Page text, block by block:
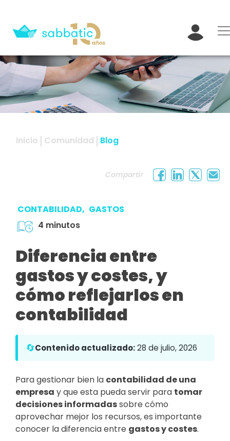
Inicio Comunidad Blog
Compartir
CONTABILIDAD, GASTOS
4 minutos
Diferencia entre
gastos y costes, y
cómo reflejarlos en
contabilidad
🔄Contenido actualizado:28 de julio, 2026
Para gestionar bien la contabilidad de una
empresa y que esta pueda servir para tomar
decisiones informadassobre cómo
aprovechar mejor los recursos, es importante
conocer la diferencia entre gastos y costes.